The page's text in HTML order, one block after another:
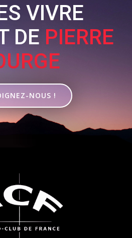
VIVRE
DE PIERRE
NOUS !